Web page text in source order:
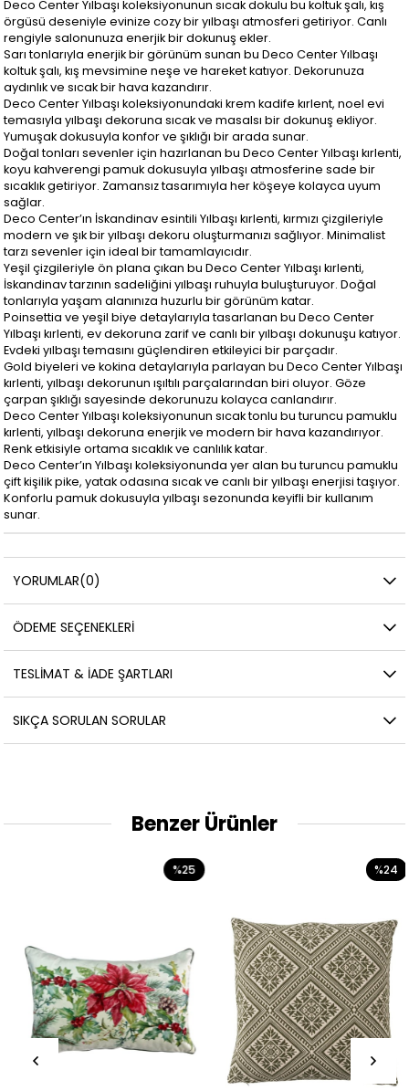
Deco Center Yılbaşı koleksiyonunun sıcak dokulu bu koltuk şalı, kış
örgüsü deseniyle evinize cozy bir yılbaşı atmosferi getiriyor. Canlı
rengiyle salonunuza enerjik bir dokunuş ekler.
Sarı tonlarıyla enerjik bir görünüm sunan bu Deco Center Yılbaşı
koltuk şalı, kış mevsimine neşe ve hareket katıyor. Dekorunuza
aydınlık ve sıcak bir hava kazandırır.
Deco Center Yılbaşı koleksiyonundaki krem kadife kırlent, noel evi
temasıyla yılbaşı dekoruna sıcak ve masalsı bir dokunuş ekliyor.
Yumuşak dokusuyla konfor ve şıklığı bir arada sunar.
Doğal tonları sevenler için hazırlanan bu Deco Center Yılbaşı kırlenti,
koyu kahverengi pamuk dokusuyla yılbaşı atmosferine sade bir
sıcaklık getiriyor. Zamansız tasarımıyla her köşeye kolayca uyum
sağlar.
Deco Center’ın İskandinav esintili Yılbaşı kırlenti, kırmızı çizgileriyle
modern ve şık bir yılbaşı dekoru oluşturmanızı sağlıyor. Minimalist
tarzı sevenler için ideal bir tamamlayıcıdır.
Yeşil çizgileriyle ön plana çıkan bu Deco Center Yılbaşı kırlenti,
İskandinav tarzının sadeliğini yılbaşı ruhuyla buluşturuyor. Doğal
tonlarıyla yaşam alanınıza huzurlu bir görünüm katar.
Poinsettia ve yeşil biye detaylarıyla tasarlanan bu Deco Center
Yılbaşı kırlenti, ev dekoruna zarif ve canlı bir yılbaşı dokunuşu katıyor.
Evdeki yılbaşı temasını güçlendiren etkileyici bir parçadır.
Gold biyeleri ve kokina detaylarıyla parlayan bu Deco Center Yılbaşı
kırlenti, yılbaşı dekorunun ışıltılı parçalarından biri oluyor. Göze
çarpan şıklığı sayesinde dekorunuzu kolayca canlandırır.
Deco Center Yılbaşı koleksiyonunun sıcak tonlu bu turuncu pamuklu
kırlenti, yılbaşı dekoruna enerjik ve modern bir hava kazandırıyor.
Renk etkisiyle ortama sıcaklık ve canlılık katar.
Deco Center’ın Yılbaşı koleksiyonunda yer alan bu turuncu pamuklu
çift kişilik pike, yatak odasına sıcak ve canlı bir yılbaşı enerjisi taşıyor.
Konforlu pamuk dokusuyla yılbaşı sezonunda keyifli bir kullanım
sunar.
YORUMLAR(0)
ÖDEME SEÇENEKLERI
TESLIMAT & İADE ŞARTLARI
SIKÇA SORULAN SORULAR
Benzer Ürünler
%25 %24